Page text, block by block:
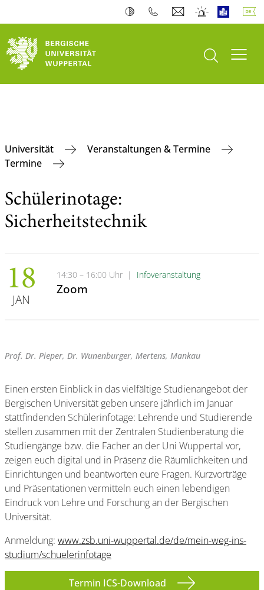
Suche öffnen
Universität
Veranstaltungen & Termine
Termine
Schülerinotage:
Sicherheitstechnik
18
JAN
14:30 – 16:00 Uhr | Infoveranstaltung
Zoom
Prof. Dr. Pieper, Dr. Wunenburger, Mertens, Mankau
Einen ersten Einblick in das vielfältige Studienangebot der
Bergischen Universität geben unsere jährlich im Januar
stattfindenden Schülerinfotage: Lehrende und Studierende
stellen zusammen mit der Zentralen Studienberatung die
Studiengänge bzw. die Fächer an der Uni Wuppertal vor,
zeigen euch digital und in Präsenz die Räumlichkeiten und
Einrichtungen und beantworten eure Fragen. Kurzvorträge
und Präsentationen vermitteln euch einen lebendigen
Eindruck von Lehre und Forschung an der Bergischen
Universität.
Anmeldung: www.zsb.uni-wuppertal.de/de/mein-weg-ins-
studium/schuelerinfotage
Termin ICS-Download